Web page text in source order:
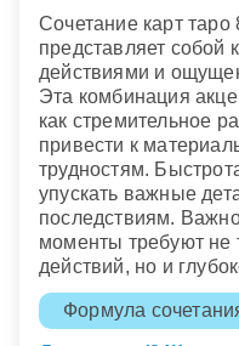
Сочетание карт
представляет собой
действиями и
Эта комбинация
как стремительное
привести к
трудностям.
упускать важные
последствиям.
моменты требуют не
действий, но и
Формула